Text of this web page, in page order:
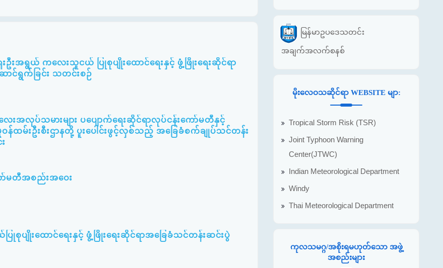
းအရွယ် ကလေးသူငယ် ပြုစုပျိုးထောင်ရေးနှင့် ဖွံ့ဖြိုးရေးဆိုင်ရာ
ာင်ရွက်ခြင်း သတင်းစဉ်
းအလုပ်သမားများ ပပျောက်ရေးဆိုင်ရာလုပ်ငန်းကော်မတီနှင့်
န်ထမ်းဦးစီးဌာနတို့ ပူးပေါင်းဖွင့်လှစ်သည့် အခြေခံစက်ချုပ်သင်တန်း
ာ်မတီအစည်းအဝေး
စုပျိုးထောင်ရေးနှင့် ဖွံ့ဖြိုးရေးဆိုင်ရာအခြေခံသင်တန်းဆင်းပွဲ
မြန်မာဥပဒေသတင်း
အချက်အလက်စနစ်
မိုးလေဝသဆိုင်ရာ WEBSITE မျာ:
Tropical Storm Risk (TSR)
Joint Typhoon Warning
Center(JTWC)
Indian Meteorological Department
Windy
Thai Meteorological Department
ကုလသမဂ္ဂ/အစိုးရမဟုတ်သော အဖွဲ့
အစည်းများ